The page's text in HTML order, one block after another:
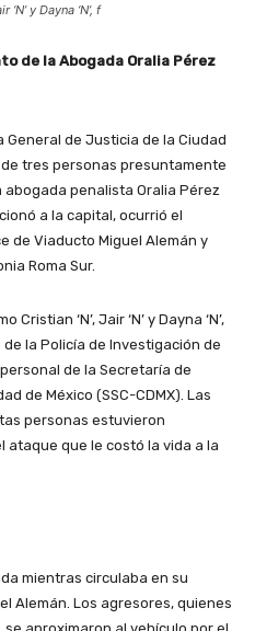
y Dayna ‘N’, f
de la Abogada Oralia Pérez
General de Justicia de la Ciudad
tres personas presuntamente
penalista Oralia Pérez
a la capital, ocurrió el
de Viaducto Miguel Alemán y
Roma Sur.
‘N’, Jair ‘N’ y Dayna ‘N’,
la Policía de Investigación de
de la Secretaría de
de México (SSC-CDMX). Las
personas estuvieron
que le costó la vida a la
mientras circulaba en su
Alemán. Los agresores, quienes